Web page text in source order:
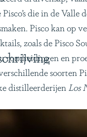
die in de Valle
Pisco kan op
zoals de Pisco
en
soorten
distilleerderijen Los